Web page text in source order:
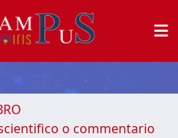
o commentario